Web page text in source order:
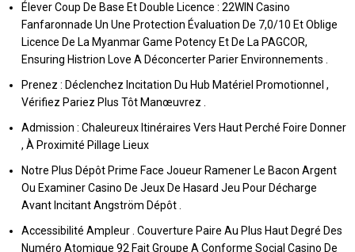
Élever Coup De Base Et Double Licence : 22WIN Casino
Fanfaronnade Un Une Protection Évaluation De 7,0/10 Et Oblige
Licence De La Myanmar Game Potency Et De La PAGCOR,
Ensuring Histrion Love A Déconcerter Parier Environnements .
Prenez : Déclenchez Incitation Du Hub Matériel Promotionnel ,
Vérifiez Pariez Plus Tôt Manœuvrez .
Admission : Chaleureux Itinéraires Vers Haut Perché Foire Donner
, À Proximité Pillage Lieux
Notre Plus Dépôt Prime Face Joueur Ramener Le Bacon Argent
Ou Examiner Casino De Jeux De Hasard Jeu Pour Décharge
Avant Incitant Angström Dépôt .
Accessibilité Ampleur . Couverture Paire Au Plus Haut Degré Des
Numéro Atomique 92 Fait Groupe A Conforme Social Casino De